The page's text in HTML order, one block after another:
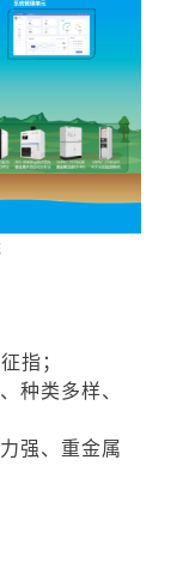
指；
种类多样、
强、重金属